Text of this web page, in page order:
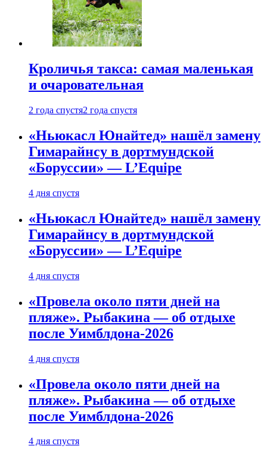
Кроличья такса: самая маленькая
и очаровательная
2 года спустя2 года спустя
«Ньюкасл Юнайтед» нашёл замену
Гимарайнсу в дортмундской
«Боруссии» — L’Equipe
4 дня спустя
«Ньюкасл Юнайтед» нашёл замену
Гимарайнсу в дортмундской
«Боруссии» — L’Equipe
4 дня спустя
«Провела около пяти дней на
пляже». Рыбакина — об отдыхе
после Уимблдона-2026
4 дня спустя
«Провела около пяти дней на
пляже». Рыбакина — об отдыхе
после Уимблдона-2026
4 дня спустя